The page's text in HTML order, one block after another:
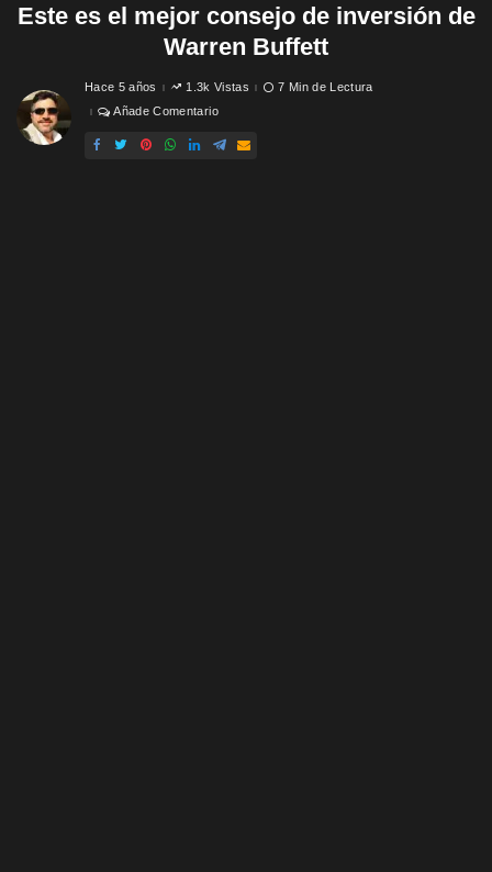
Este es el mejor consejo de inversión de
Warren Buffett
Hace 5 años 1.3k Vistas
7 Min de Lectura
Añade Comentario